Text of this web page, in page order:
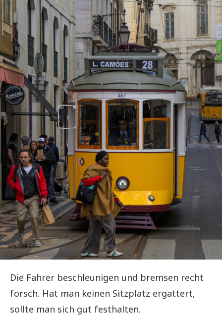
Die Fahrer beschleunigen und bremsen recht
forsch. Hat man keinen Sitzplatz ergattert,
sollte man sich gut festhalten.